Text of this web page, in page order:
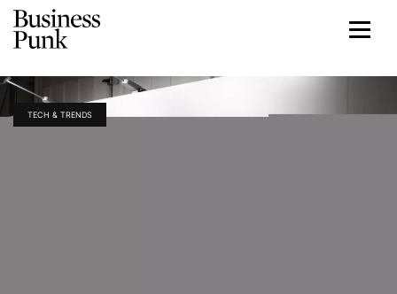
TECH & TRENDS